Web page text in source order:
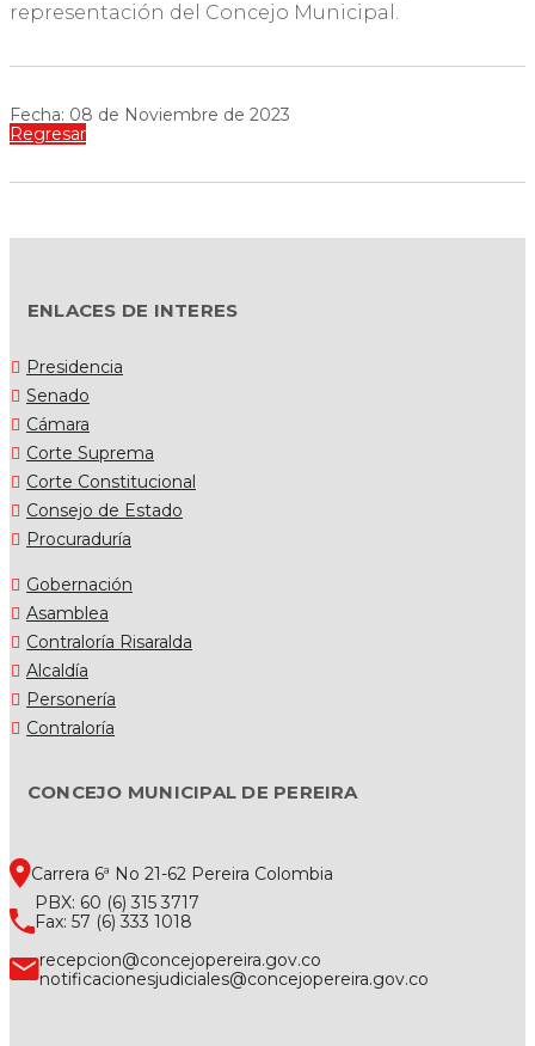
representación del Concejo Municipal.
Fecha: 08 de Noviembre de 2023
Regresar
ENLACES DE INTERES
Presidencia
Senado
Cámara
Corte Suprema
Corte Constitucional
Consejo de Estado
Procuraduría
Gobernación
Asamblea
Contraloría Risaralda
Alcaldía
Personería
Contraloría
CONCEJO MUNICIPAL DE PEREIRA
Carrera 6ª No 21-62 Pereira Colombia
PBX: 60 (6) 315 3717
Fax: 57 (6) 333 1018
recepcion@concejopereira.gov.co
notificacionesjudiciales@concejopereira.gov.co